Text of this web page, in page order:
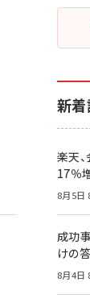
新
楽天
17％
8月5日
成功
けの
8月4日